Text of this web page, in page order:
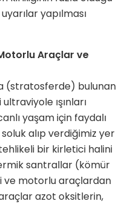
yapılması
Araçlar ve
(stratosferde) bulunan
ışınları
yaşam için faydalı
alıp verdiğimiz yer
bir kirletici halini
santrallar (kömür
ve motorlu araçlardan
azot oksitlerin,